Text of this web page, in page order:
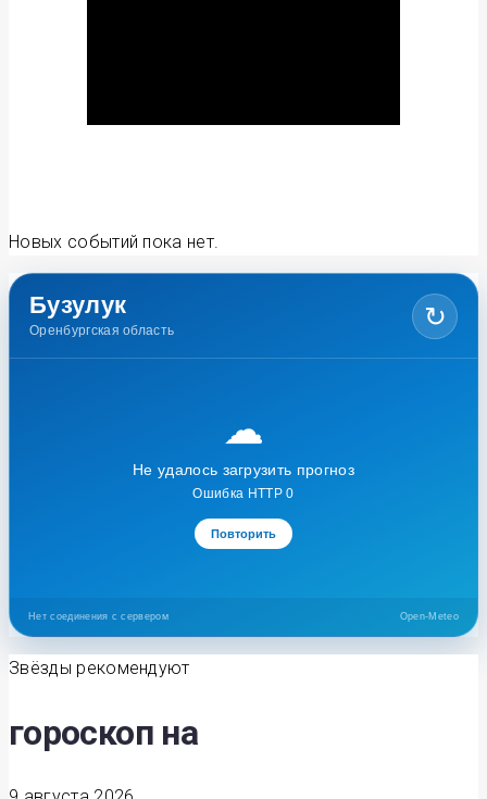
Новых событий пока нет.
Бузулук
Оренбургская область ↻
☁
Не удалось загрузить прогноз
Ошибка HTTP 0
Повторить
Нет соединения с сервером Open-Meteo
Звёзды рекомендуют
гороскоп на